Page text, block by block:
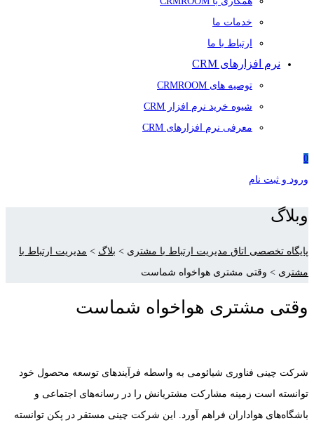
خدمات ما
ارتباط با ما
نرم افزارهای CRM
توصیه های CRMROOM
شیوه خرید نرم افزار CRM
معرفی نرم افزارهای CRM
0
ورود و ثبت نام
وبلاگ
پایگاه تخصصی اتاق مدیریت ارتباط با مشتری > بلاگ > مدیریت ارتباط با
مشتری > وقتی مشتری هواخواه شماست
وقتی مشتری هواخواه شماست
شرکت چینی فناوری شیائومی به واسطه فرآیندهای توسعه محصول خود
توانسته است زمینه مشارکت مشتریانش را در رسانه‌های اجتماعی و
باشگاه‌های هواداران فراهم آورد. این شرکت چینی مستقر در پکن توانسته